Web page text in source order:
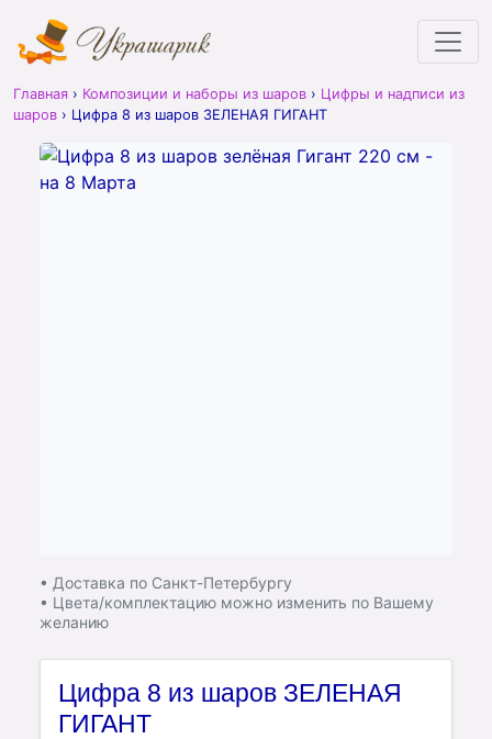
Главная › Композиции и наборы из шаров › Цифры и надписи из
шаров › Цифра 8 из шаров ЗЕЛЕНАЯ ГИГАНТ
• Доставка по Санкт-Петербургу
• Цвета/комплектацию можно изменить по Вашему
желанию
Цифра 8 из шаров ЗЕЛЕНАЯ
ГИГАНТ